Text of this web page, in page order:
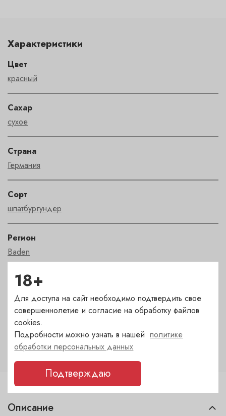
Характеристики
Цвет
красный
Сахар
сухое
Страна
Германия
Сорт
шпатбургундер
Регион
Baden
Автор
Bernhard Huber
Крепость
12.5
Описание
18+
Для доступа на сайт необходимо подтвердить свое
совершеннолетие и согласие на обработку файлов
cookies.
Подробности можно узнать в нашейполитике
обработки персональных данных
Подтверждаю